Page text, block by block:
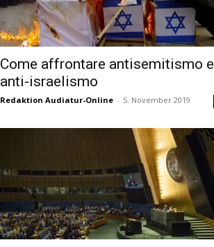
Come affrontare antisemitismo e
anti-israelismo
Redaktion Audiatur-Online - 5. November 2019